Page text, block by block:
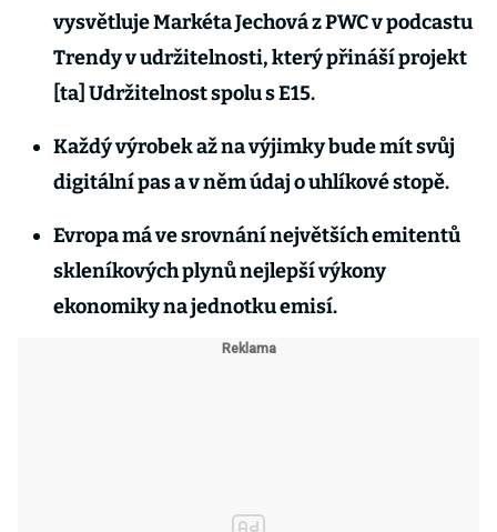
vysvětluje Markéta Jechová z PWC v podcastu
Trendy v udržitelnosti, který přináší projekt
[ta] Udržitelnost spolu s E15.
Každý výrobek až na výjimky bude mít svůj
digitální pas a v něm údaj o uhlíkové stopě.
Evropa má ve srovnání největších emitentů
skleníkových plynů nejlepší výkony
ekonomiky na jednotku emisí.